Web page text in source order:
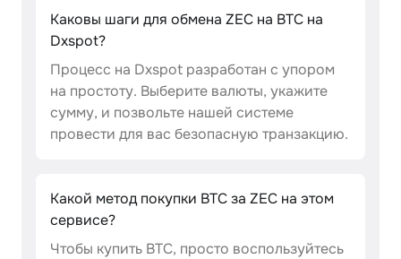
Каковы шаги для обмена ZEC на BTC на
Dxspot?
Процесс на Dxspot разработан с упором
на простоту. Выберите валюты, укажите
сумму, и позвольте нашей системе
провести для вас безопасную транзакцию.
Какой метод покупки BTC за ZEC на этом
сервисе?
Чтобы купить BTC, просто воспользуйтесь